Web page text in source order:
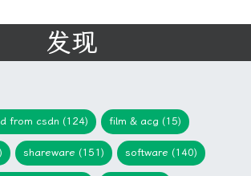
发现
from csdn (124) film & acg (15)
shareware (151) software (140)